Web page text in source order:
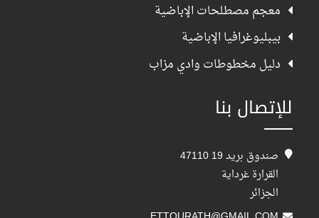
معجم مصطلحات الإباضية
بيبليوغرافيا الإباضية
دليل مخطوطات وادي مزاب
للإتصال بنا
صندوق بريد 19 47110
القرارة غرداية
الجزائر